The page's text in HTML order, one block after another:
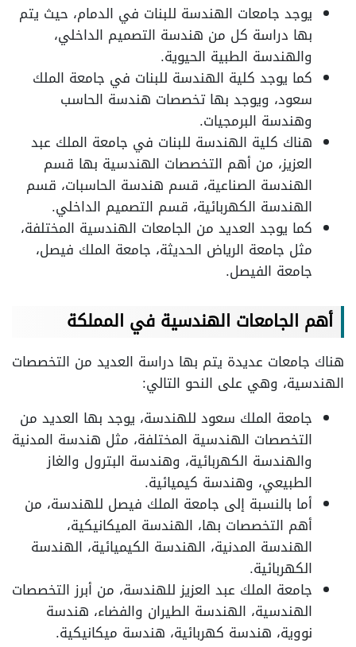
يوجد جامعات الهندسة للبنات في الدمام، حيث يتم
بها دراسة كل من هندسة التصميم الداخلي،
والهندسة الطبية الحيوية.
كما يوجد كلية الهندسة للبنات في جامعة الملك
سعود، ويوجد بها تخصصات هندسة الحاسب
وهندسة البرمجيات.
هناك كلية الهندسة للبنات في جامعة الملك عبد
العزيز، من أهم التخصصات الهندسية بها قسم
الهندسة الصناعية، قسم هندسة الحاسبات، قسم
الهندسة الكهربائية، قسم التصميم الداخلي.
كما يوجد العديد من الجامعات الهندسية المختلفة،
مثل جامعة الرياض الحديثة، جامعة الملك فيصل،
جامعة الفيصل.
أهم الجامعات الهندسية في المملكة
هناك جامعات عديدة يتم بها دراسة العديد من التخصصات
الهندسية، وهي على النحو التالي:
جامعة الملك سعود للهندسة، يوجد بها العديد من
التخصصات الهندسية المختلفة، مثل هندسة المدنية
والهندسة الكهربائية، وهندسة البترول والغاز
الطبيعي، وهندسة كيميائية.
أما بالنسبة إلى جامعة الملك فيصل للهندسة، من
أهم التخصصات بها، الهندسة الميكانيكية،
الهندسة المدنية، الهندسة الكيميائية، الهندسة
الكهربائية.
جامعة الملك عبد العزيز للهندسة، من أبرز التخصصات
الهندسية، الهندسة الطيران والفضاء، هندسة
نووية، هندسة كهربائية، هندسة ميكانيكية.